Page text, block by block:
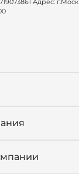
Адрес: